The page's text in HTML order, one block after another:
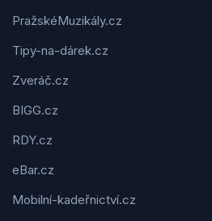
PražskéMuzikály.cz
Tipy-na-dárek.cz
Zveráč.cz
BIGG.cz
RDY.cz
eBar.cz
Mobilní-kadeřnictví.cz